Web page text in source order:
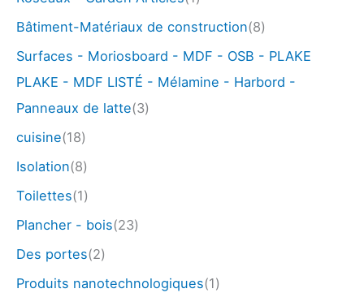
Bâtiment-Matériaux de construction(8)
Surfaces - Moriosboard - MDF - OSB - PLAKE
PLAKE - MDF LISTÉ - Mélamine - Harbord -
Panneaux de latte(3)
cuisine(18)
Isolation(8)
Toilettes(1)
Plancher - bois(23)
Des portes(2)
Produits nanotechnologiques(1)